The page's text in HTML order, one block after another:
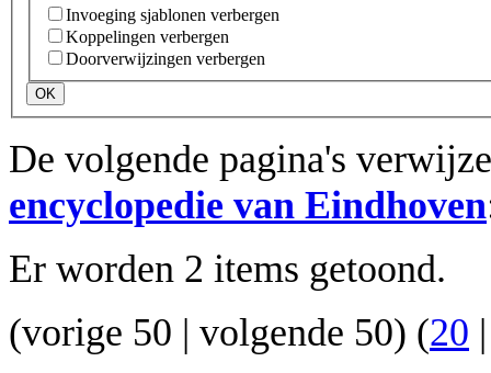
Invoeging sjablonen verbergen
Koppelingen verbergen
Doorverwijzingen verbergen
OK
De volgende pagina's
encyclopedie van Eindhoven
Er worden 2 items getoond.
(vorige 50 | volgende 50) (20